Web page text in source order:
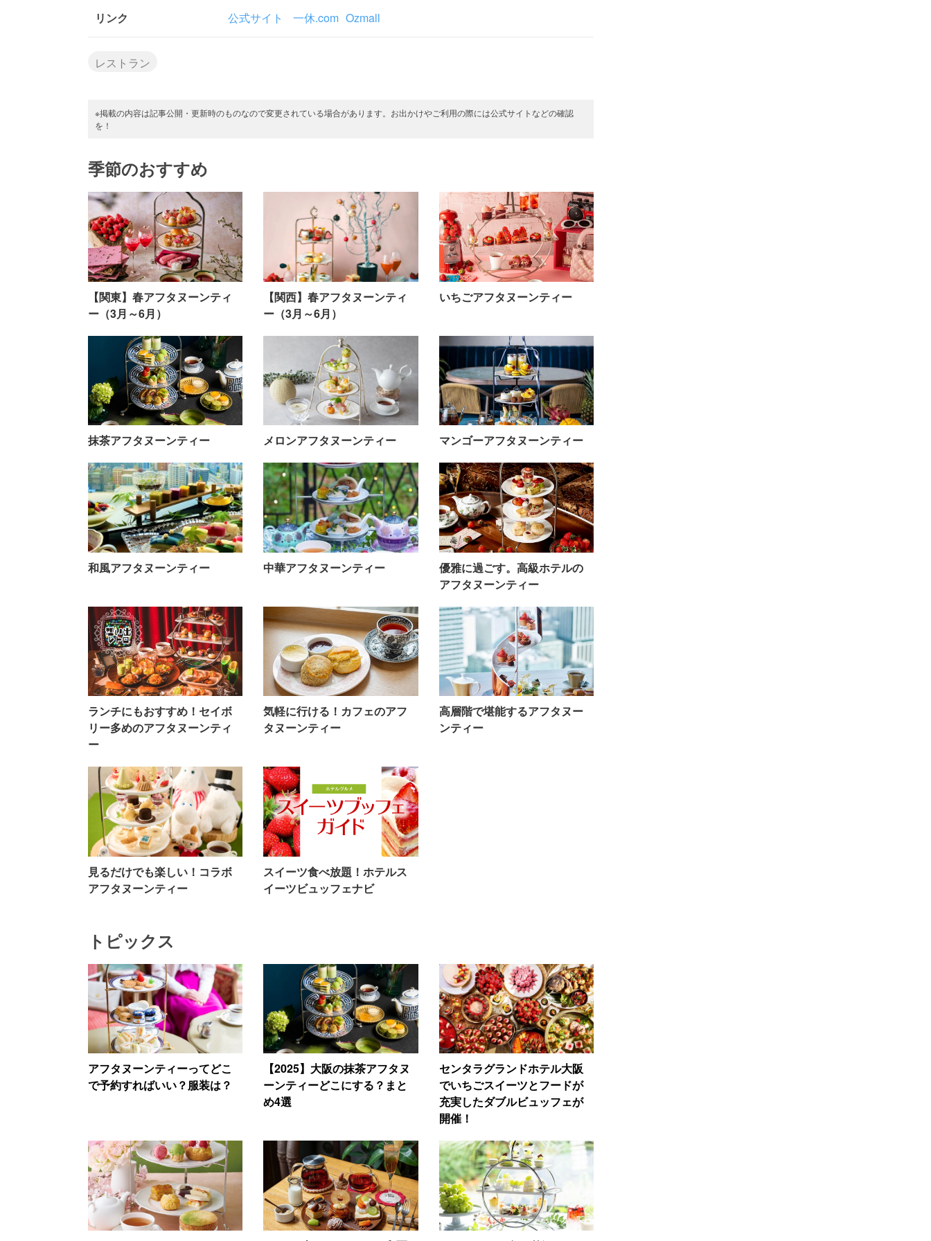
リンク 公式サイト 一休.com Ozmall
レストラン
※掲載の内容は記事公開・更新時のものなので変更されている場合があります。お出かけやご利用の際には公式サイトなどの確認
を！
季節のおすすめ
【関東】春アフタヌーンティ
ー（3月～6月）
【関西】春アフタヌーンティ
ー（3月～6月）
いちごアフタヌーンティー
抹茶アフタヌーンティー メロンアフタヌーンティー マンゴーアフタヌーンティー
和風アフタヌーンティー 中華アフタヌーンティー
優雅に過ごす。高級ホテルの
アフタヌーンティー
ランチにもおすすめ！セイボ
リー多めのアフタヌーンティ
ー
気軽に行ける！カフェのアフ
タヌーンティー
高層階で堪能するアフタヌー
ンティー
見るだけでも楽しい！コラボ
アフタヌーンティー
スイーツ食べ放題！ホテルス
イーツビュッフェナビ
トピックス
アフタヌーンティーってどこ
で予約すればいい？服装は？
【2025】大阪の抹茶アフタヌ
ーンティーどこにする？まと
め4選
センタラグランドホテル大阪
でいちごスイーツとフードが
充実したダブルビュッフェが
開催！